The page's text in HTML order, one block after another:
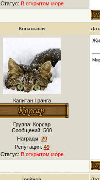
Статус: В открытом море
Ковальски
Капитан I ранга
Группа: Корсар
Сообщений:500
Награды: 20
Репутация: 49
Статус: В открытом море